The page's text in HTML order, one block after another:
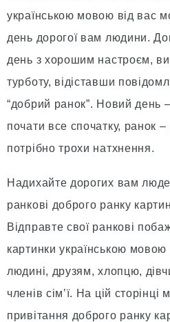
українською мовою від вас
день дорогої вам людини.
день з хорошим настроєм,
турботу, відіставши
“добрий ранок”. Новий день
почати все спочатку, ранок
потрібно трохи натхнення.
Надихайте дорогих вам
ранкові доброго ранку
Відправте свої ранкові
картинки українською мовою
людині, друзям, хлопцю,
членів сім’ї. На цій
привітання доброго ранку